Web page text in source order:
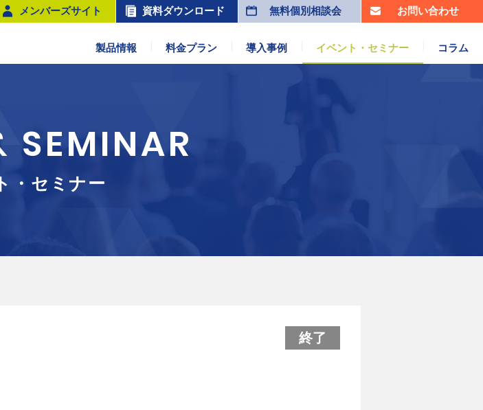
メンバーズサイト 資料ダウンロード 無料個別相談会 お問い合わせ
製品情報 料金プラン 導入事例 イベント・セミナー コラム
SEMINAR
・セミナー
終了